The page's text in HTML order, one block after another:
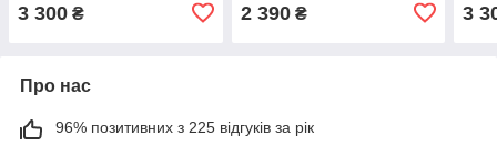
3 300 ₴ 2 390₴ 3
Про нас
96% позитивних з 225 відгуків за рік